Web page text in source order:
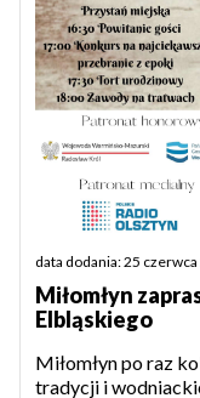
data dodania: 25
Miłomłyn
Elbląskiego
Miłomłyn po raz
tradycji i